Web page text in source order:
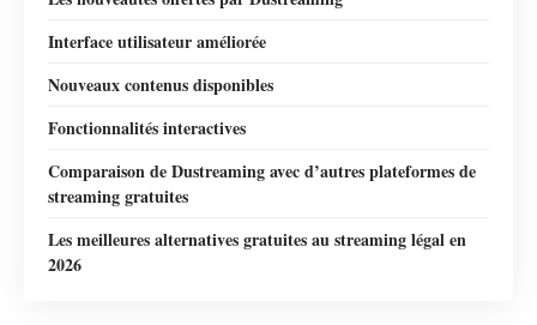
Interface utilisateur améliorée
Nouveaux contenus disponibles
Fonctionnalités interactives
Comparaison de Dustreaming avec d’autres plateformes de
streaming gratuites
Les meilleures alternatives gratuites au streaming légal en
2026